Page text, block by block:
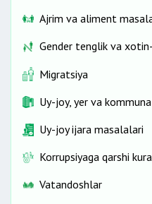
Ajrim va aliment
Gender tenglik va
Migratsiya
Uy-joy, yer va
Uy-joy ijara masalalari
Korrupsiyaga qarshi
Vatandoshlar